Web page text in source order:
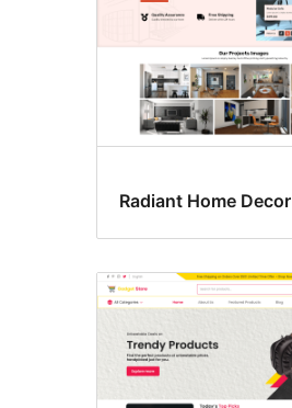
Radiant Home Decor